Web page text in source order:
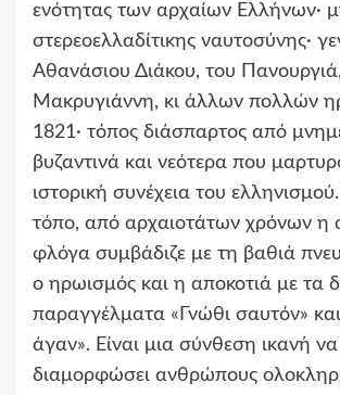
ενότητας των αρχαίων Ελλήνων·
στερεοελλαδίτικης ναυτοσύνης·
Αθανάσιου Διάκου, του
Μακρυγιάννη, κι άλλων πολλών
1821· τόπος διάσπαρτος από
βυζαντινά και νεότερα που
ιστορική συνέχεια του
τόπο, από αρχαιοτάτων χρόνων η
φλόγα συμβάδιζε με τη βαθιά
ο ηρωισμός και η αποκοτιά με τα
παραγγέλματα «Γνώθι σαυτόν»
άγαν». Είναι μια σύνθεση ικανή να
διαμορφώσει ανθρώπους